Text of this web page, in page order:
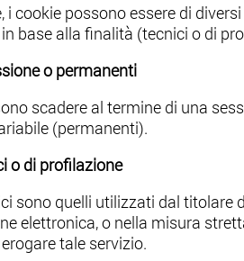
i cookie possono essere di
base alla finalità (tecnici o di
o permanenti
scadere al termine di una
(permanenti).
o di profilazione
sono quelli utilizzati dal titolare
elettronica, o nella misura
tale servizio.